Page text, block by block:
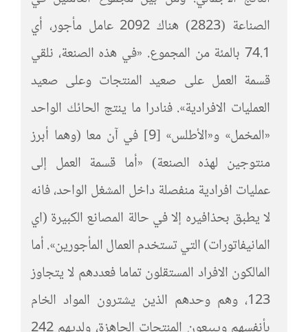
الصناعة (2823) هناك 2092 عامل مأجور، أي
74.1 بالمئة من المجموع. «في هذه الصنعة، نلقي
قسمة العمل على صعيد المنتجات وعلى صعيد
العمليات الافرادية». فنادرا ما ينتج الحائك الواحد
«المخمل» و«الأطلس» [9] في آن معا (وهما أبرز
منتوجين لهذه الصنعة) «أما قسمة العمل إلى
عمليات افرادية منفصلة داخل المشغل الواحد، فانه
لا يطبق بحذافيره إلا في حالة المصانع الكبيرة (اي
المانيفاتورات) التي تستخدم العمال المأجورين». أما
المالكون الافراد المستقلون تماما فعددهم لا يتجاوز
123، وهم وحدهم الذين يشترون المواد الخام